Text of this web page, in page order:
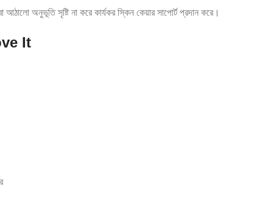
অনুভূতি সৃষ্টি না করে কার্যকর স্কিন কেয়ার সাপোর্ট প্রদান করে।
It